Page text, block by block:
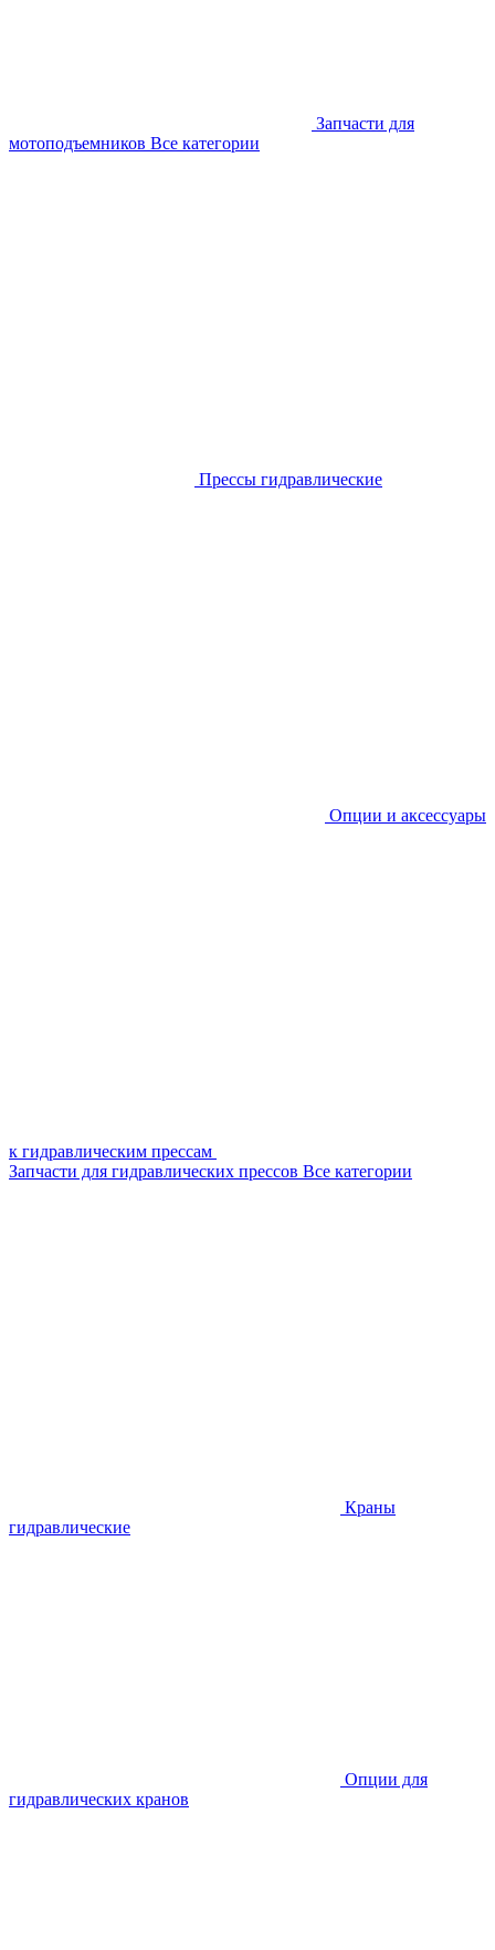
Запчасти для
мотоподъемников Все категории
Прессы гидравлические
Опции и аксессуары
к гидравлическим прессам
Запчасти для гидравлических прессов Все категории
Краны
гидравлические
Опции для
гидравлических кранов